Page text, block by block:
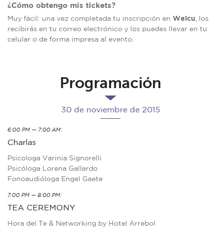
¿Cómo obtengo mis tickets?
Muy fácil: una vez completada tu inscripción en Welcu , los
recibirás en tu correo electrónico y los puedes llevar en tu
celular o de forma impresa al evento.
Programación
30 de noviembre de 2015
6:00 PM — 7:00 AM:
Charlas
Psicologa Varinia Signorelli
Psicóloga Lorena Gallardo
Fonoaudióloga Engel Gaete
7:00 PM — 8:00 PM:
TEA CEREMONY
Hora del Te & Networking by Hotel Arrebol